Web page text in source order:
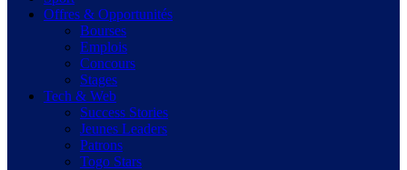
Offres & Opportunités
Bourses
Emplois
Concours
Stages
Tech & Web
Success Stories
Jeunes Leaders
Patrons
Togo Stars